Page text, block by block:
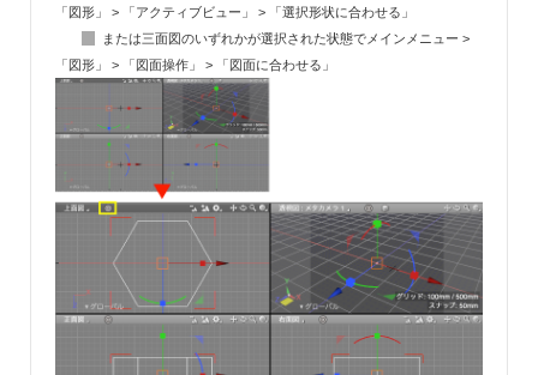
「図形」 > 「アクティブビュー」 > 「選択形状に合わせる」
または三面図のいずれかが選択された状態でメインメニュー >
「図形」 > 「図面操作」 > 「図面に合わせる」